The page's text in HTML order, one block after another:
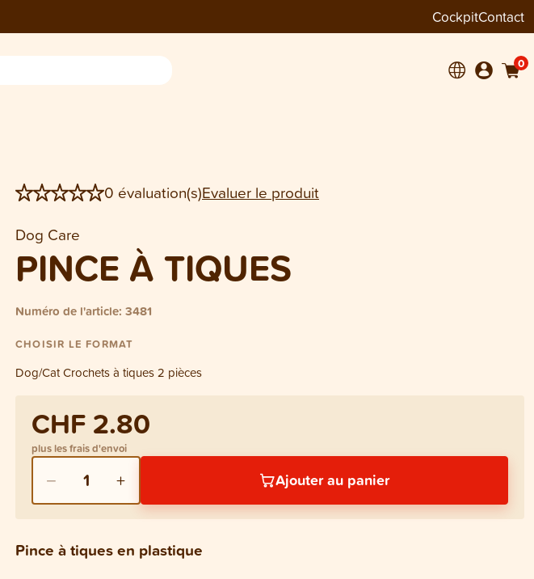
CockpitContact
0
Dog/Cat Crochets à tiques 2 pièces
0 évaluation(s)Evaluer le produit
Dog Care
PINCE À TIQUES
Numéro de l'article: 3481
CHOISIR LE FORMAT
Dog/Cat Crochets à tiques 2 pièces
CHF 2.80
plus les frais d'envoi
− 1 + Ajouter au panier
Pince à tiques en plastique